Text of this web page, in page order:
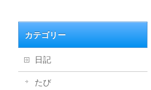
カテゴリー
日記
たび